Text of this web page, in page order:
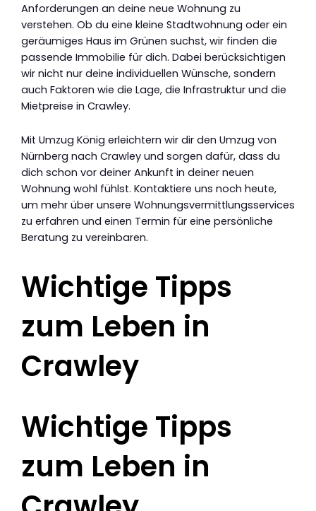
Anforderungen an deine neue Wohnung zu
verstehen. Ob du eine kleine Stadtwohnung oder ein
geräumiges Haus im Grünen suchst, wir finden die
passende Immobilie für dich. Dabei berücksichtigen
wir nicht nur deine individuellen Wünsche, sondern
auch Faktoren wie die Lage, die Infrastruktur und die
Mietpreise in Crawley.
Mit Umzug König erleichtern wir dir den Umzug von
Nürnberg nach Crawley und sorgen dafür, dass du
dich schon vor deiner Ankunft in deiner neuen
Wohnung wohl fühlst. Kontaktiere uns noch heute,
um mehr über unsere Wohnungsvermittlungsservices
zu erfahren und einen Termin für eine persönliche
Beratung zu vereinbaren.
Wichtige Tipps
zum Leben in
Crawley
Wichtige Tipps
zum Leben in